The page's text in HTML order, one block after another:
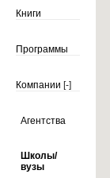
Книги
Программы
Компании [-]
Агентства
Школы/
вузы